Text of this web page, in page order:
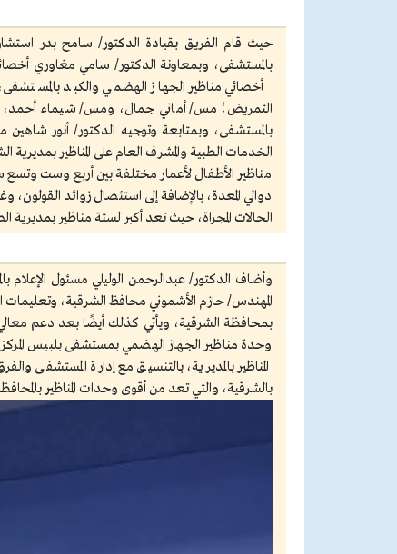
حيث قام الفريق بقيادة الدكتور/ سامح بدر
بالمستشفى، وبمعاونة الدكتور/ سامي مغاوري
أخصائي مناظير الجهاز الهضمي والكبد
التمريض؛ مس/ أماني جمال، ومس/ شيماء أحمد،
بالمستشفى، وبمتابعة وتوجيه الدكتور/ أنور
مناظير الأطفال لأعمار مختلفة بين أربع وست وتسع
دوالي المعدة، بالإضافة إلى استئصال زوائد
الحالات المجراة، حيث تعد أكبر لستة مناظير بمديرية
وأضاف الدكتور/ عبدالرحمن الوليلي مسئول
المهندس/ حازم الأشموني محافظ الشرقية، وتعليمات
بمحافظة الشرقية، ويأتي كذلك أيضًا بعد دعم
وحدة مناظير الجهاز الهضمي بمستشفى بلبيس
المناظير بالمديرية، بالتنسيق مع إدارة
بالشرقية، والتي تعد من أقوى وحدات المناظير بالمحافظة،